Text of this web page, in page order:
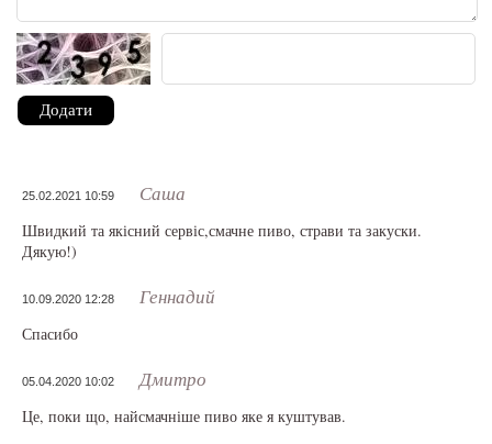
Додати
25.02.2021 10:59 Саша
Швидкий та якісний сервіс,смачне пиво, страви та закуски.
Дякую!)
10.09.2020 12:28 Геннадий
Спасибо
05.04.2020 10:02 Дмитро
Це, поки що, найсмачніше пиво яке я куштував.